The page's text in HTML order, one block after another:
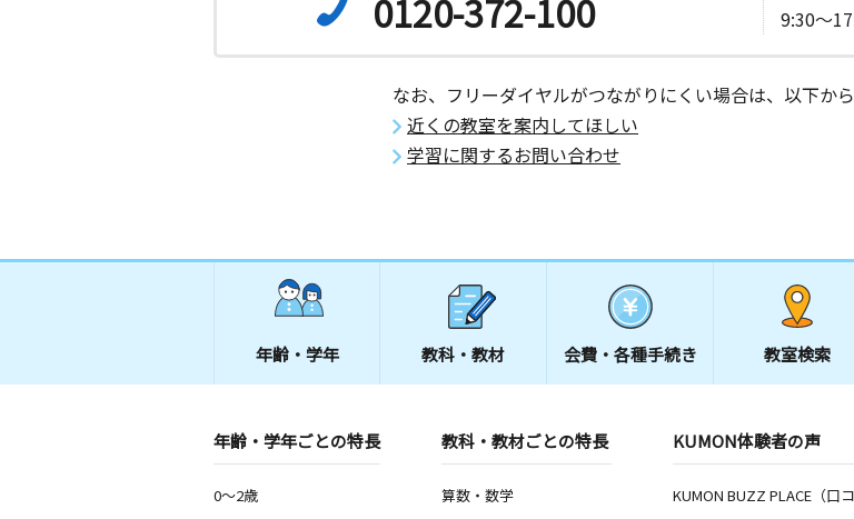
近見教室
月 火 水 木 金 土 日
熊本県熊本市南区近見町２４８２－１
熊本琴平教室
金 土
0歳～高校生
熊本県熊本市南区薄場１丁目１４－１０（仁愛幼
育園内別棟）
笛田３丁目教室
月 火 金 土 日
0120-372-100
9:30～
なお、フリーダイヤルがつながりにくい場合は、以下か
近くの教室を案内してほしい
学習に関するお問い合わせ
年齢・学年 教科・教材 会費・ 各種手続き 教室検索
年齢・学年ごとの特長
0～2歳
教科・教材ごとの特長
算数・数学
KUMON体験者の声
KUMON BUZZ PLACE（口